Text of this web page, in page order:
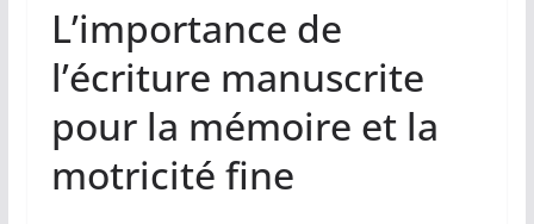
L’importance de
l’écriture manuscrite
pour la mémoire et la
motricité fine